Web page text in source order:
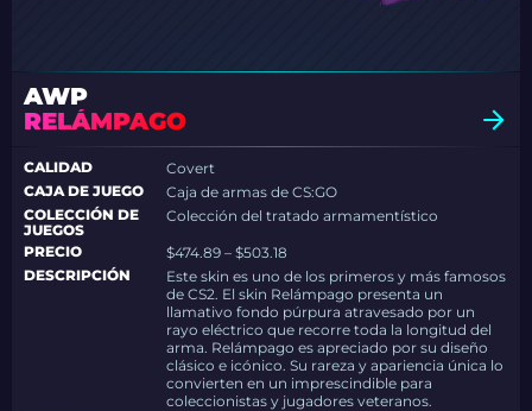
AWP
RELÁMPAGO
CALIDAD
Covert
CAJA DE JUEGO
Caja de armas de CS:GO
COLECCIÓN DE
JUEGOS
Colección del tratado armamentístico
PRECIO
$474.89 – $503.18
DESCRIPCIÓN
Este skin es uno de los primeros y más famosos
de CS2. El skin Relámpago presenta un
llamativo fondo púrpura atravesado por un
rayo eléctrico que recorre toda la longitud del
arma. Relámpago es apreciado por su diseño
clásico e icónico. Su rareza y apariencia única lo
convierten en un imprescindible para
coleccionistas y jugadores veteranos.